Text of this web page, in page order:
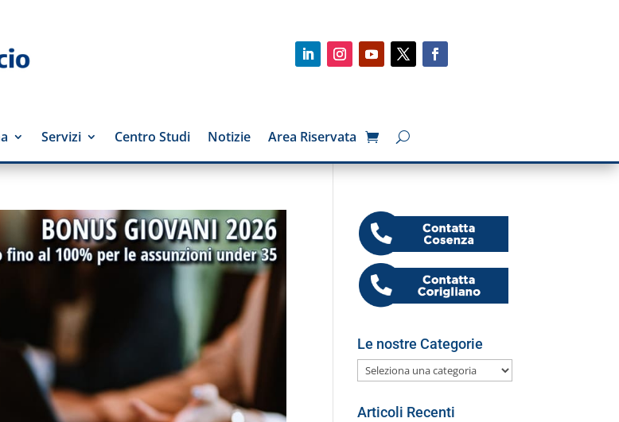
Servizi Centro Studi Notizie Area Riservata
Le nostre Categorie
Le
nostre
Categorie
Articoli Recenti